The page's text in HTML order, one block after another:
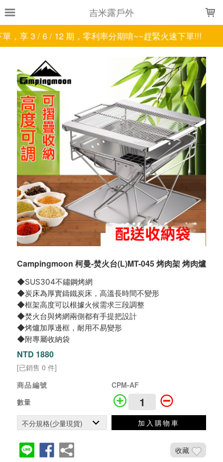
吉米露戶外
12 期，零利率分期唷~~趕緊火速下單!!!
Campingmoon 柯曼-焚火台(L)MT-045 烤肉架 烤肉爐
◆SUS304不鏽鋼烤網
◆炭床為厚實鑄鐵炭床，高溫長時間不變形
◆框架高度可以根據火候需求三段調整
◆焚火台與烤網兩側都有手提把設計
◆烤爐加厚邊框，耐用不易變形
◆附專屬收納袋
NTD 1880
[已銷售 0 件]
商品編號
CPM-AF
數量
加入購物車
收藏